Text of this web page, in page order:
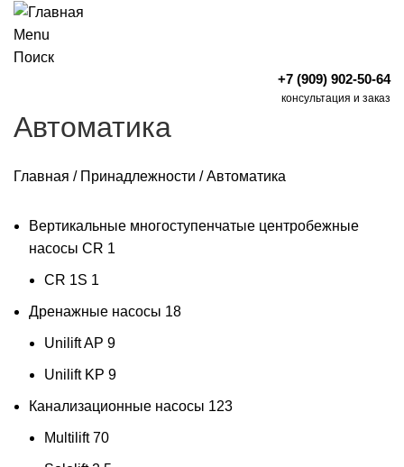
Menu
Поиск
+7 (909) 902-50-64
консультация и заказ
Автоматика
Главная / Принадлежности /Автоматика
Вертикальные многоступенчатые центробежные
насосы CR 1
CR 1S 1
Дренажные насосы 18
Unilift AP 9
Unilift KP 9
Канализационные насосы 123
Multilift 70